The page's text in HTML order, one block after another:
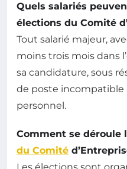
Quels salariés
élections du Comité
Tout salarié majeur,
moins trois mois dans
sa candidature, sous
de poste incompatible
personnel.
Comment se déroule
du Comité